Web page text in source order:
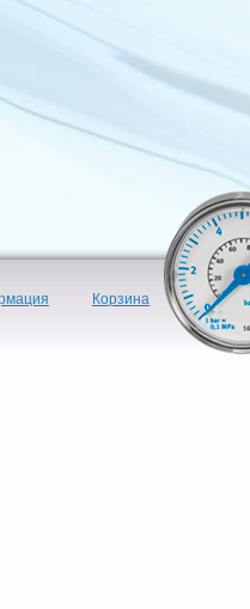
Корзина